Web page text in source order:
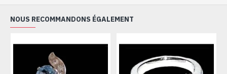
NOUS RECOMMANDONS ÉGALEMENT